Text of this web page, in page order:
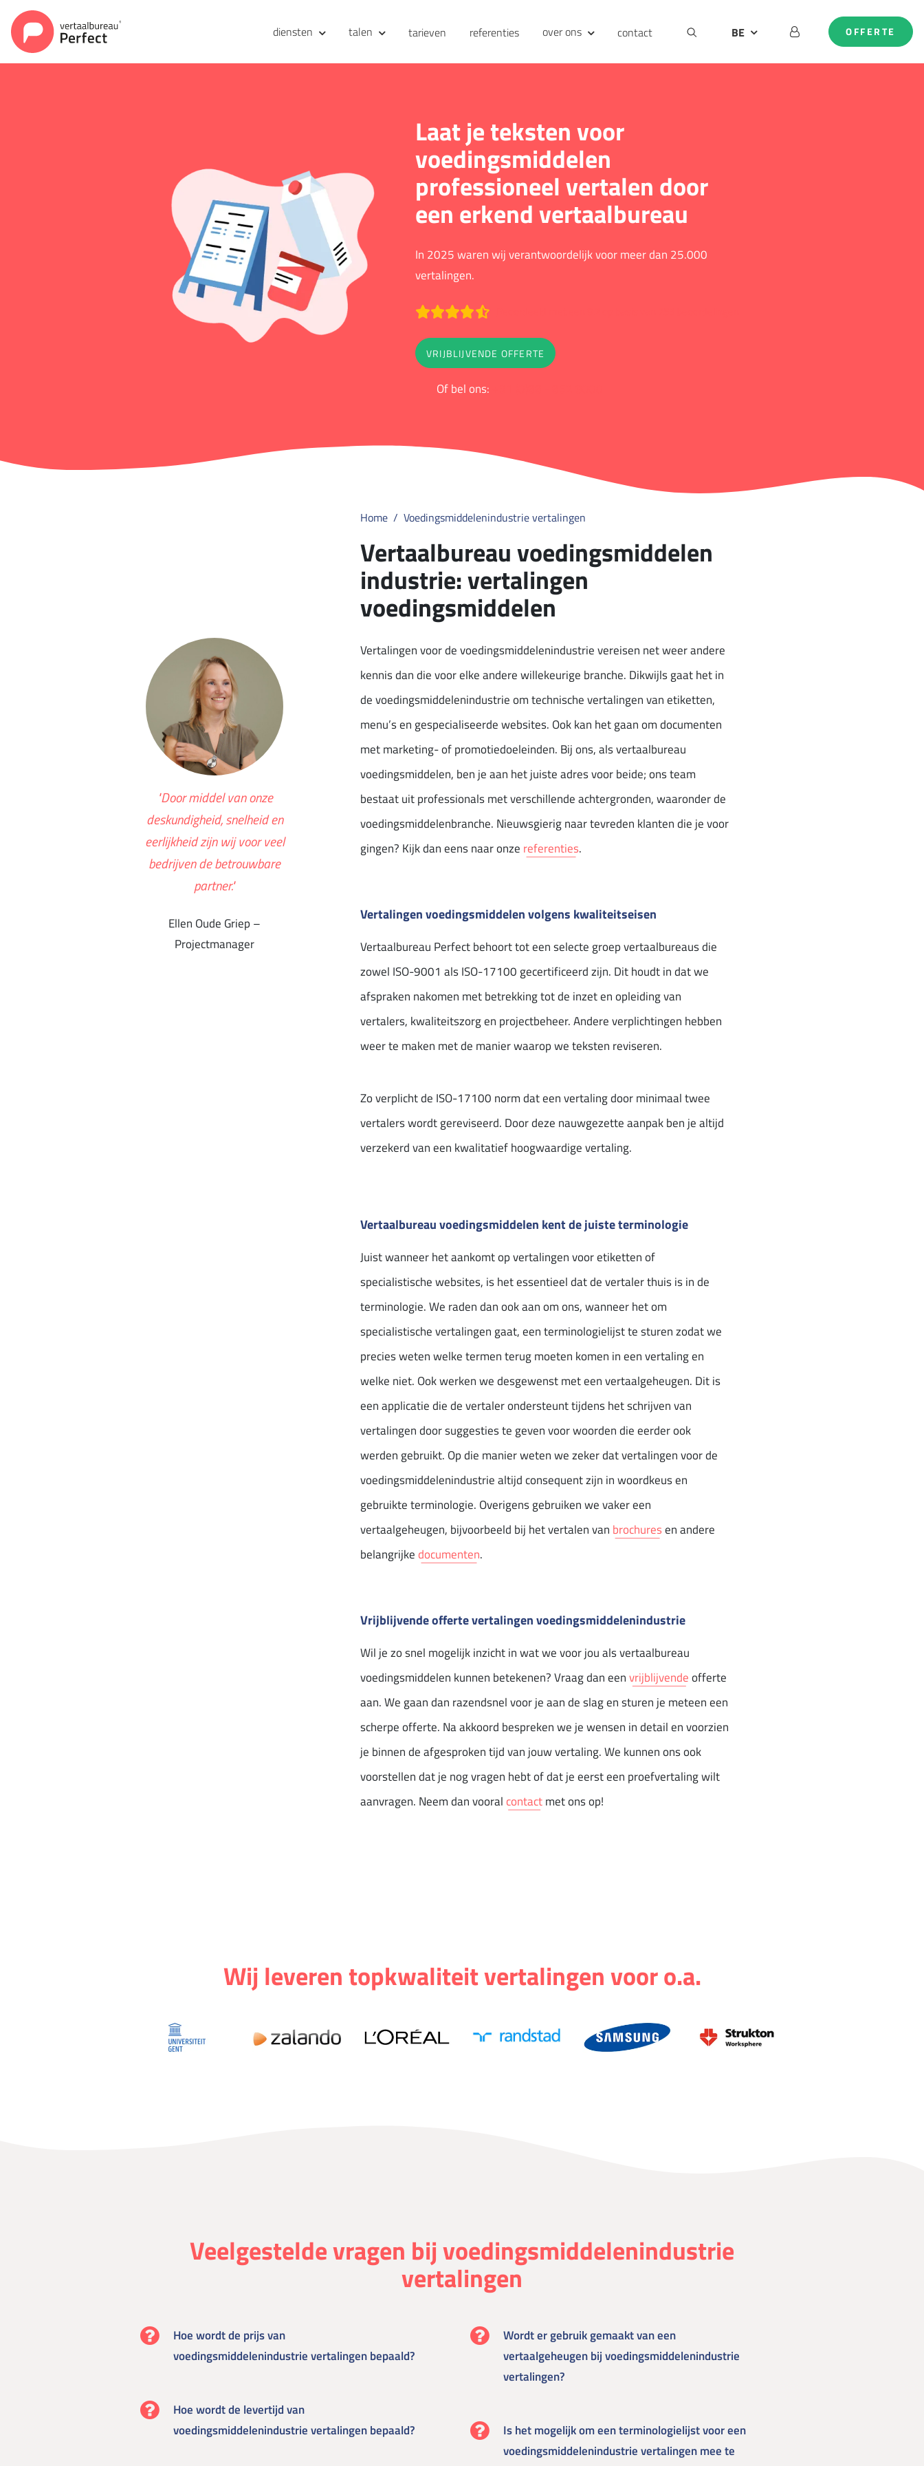
diensten talen tarieven referenties over ons contact
BE
OFFERTE
Laat je teksten voor
voedingsmiddelen
professioneel vertalen door
een erkend vertaalbureau
In 2025 waren wij verantwoordelijk voor meer dan 25.000
vertalingen.
VRIJBLIJVENDE OFFERTE
Of bel ons:
Home Voedingsmiddelenindustrie vertalingen
Vertaalbureau voedingsmiddelen
industrie: vertalingen
voedingsmiddelen
Vertalingen voor de voedingsmiddelenindustrie vereisen net weer andere
kennis dan die voor elke andere willekeurige branche. Dikwijls gaat het in
de voedingsmiddelenindustrie om technische vertalingen van etiketten,
menu’s en gespecialiseerde websites. Ook kan het gaan om documenten
met marketing- of promotiedoeleinden. Bij ons, als vertaalbureau
voedingsmiddelen, ben je aan het juiste adres voor beide; ons team
bestaat uit professionals met verschillende achtergronden, waaronder de
voedingsmiddelenbranche. Nieuwsgierig naar tevreden klanten die je voor
gingen? Kijk dan eens naar onze referenties.
Vertalingen voedingsmiddelen volgens kwaliteitseisen
Vertaalbureau Perfect behoort tot een selecte groep vertaalbureaus die
zowel ISO-9001 als ISO-17100 gecertificeerd zijn. Dit houdt in dat we
afspraken nakomen met betrekking tot de inzet en opleiding van
vertalers, kwaliteitszorg en projectbeheer. Andere verplichtingen hebben
weer te maken met de manier waarop we teksten reviseren.
Zo verplicht de ISO-17100 norm dat een vertaling door minimaal twee
vertalers wordt gereviseerd. Door deze nauwgezette aanpak ben je altijd
verzekerd van een kwalitatief hoogwaardige vertaling.
"Door middel van onze
deskundigheid, snelheid en
eerlijkheid zijn wij voor veel
bedrijven de betrouwbare
partner."
Ellen Oude Griep –
Projectmanager
Vertaalbureau voedingsmiddelen kent de juiste terminologie
Juist wanneer het aankomt op vertalingen voor etiketten of
specialistische websites, is het essentieel dat de vertaler thuis is in de
terminologie. We raden dan ook aan om ons, wanneer het om
specialistische vertalingen gaat, een terminologielijst te sturen zodat we
precies weten welke termen terug moeten komen in een vertaling en
welke niet. Ook werken we desgewenst met een vertaalgeheugen. Dit is
een applicatie die de vertaler ondersteunt tijdens het schrijven van
vertalingen door suggesties te geven voor woorden die eerder ook
werden gebruikt. Op die manier weten we zeker dat vertalingen voor de
voedingsmiddelenindustrie altijd consequent zijn in woordkeus en
gebruikte terminologie. Overigens gebruiken we vaker een
vertaalgeheugen, bijvoorbeeld bij het vertalen van brochuresen andere
belangrijke documenten.
Vrijblijvende offerte vertalingen voedingsmiddelenindustrie
Wil je zo snel mogelijk inzicht in wat we voor jou als vertaalbureau
voedingsmiddelen kunnen betekenen? Vraag dan eenvrijblijvendeofferte
aan. We gaan dan razendsnel voor je aan de slag en sturen je meteen een
scherpe offerte. Na akkoord bespreken we je wensen in detail en voorzien
je binnen de afgesproken tijd van jouw vertaling. We kunnen ons ook
voorstellen dat je nog vragen hebt of dat je eerst een proefvertaling wilt
aanvragen. Neem dan vooral contactmet ons op!
Wij leveren topkwaliteit vertalingen voor o.a.
Veelgestelde vragen bij voedingsmiddelenindustrie
vertalingen
Hoe wordt de prijs van
voedingsmiddelenindustrie vertalingen bepaald?
Hoe wordt de levertijd van
voedingsmiddelenindustrie vertalingen bepaald?
Wordt er gebruik gemaakt van een
vertaalgeheugen bij voedingsmiddelenindustrie
vertalingen?
Is het mogelijk om een terminologielijst voor een
voedingsmiddelenindustrie vertalingen mee te